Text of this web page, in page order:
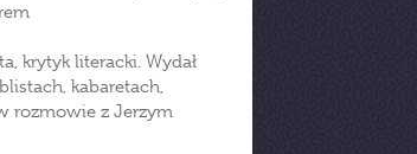
krytyk literacki. Wydał
kabaretach,
rozmowie z Jerzym